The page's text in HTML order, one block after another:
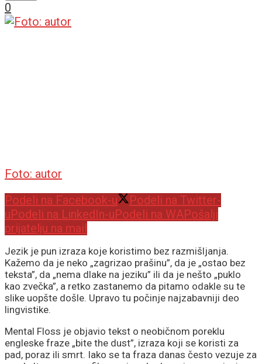
0
Foto: autor
Podeli na Facebook-u
Podeli na Twitter-
uPodeli na LinkedIn-uPodeli na WAPošalji
prijatelju na mail
Jezik je pun izraza koje koristimo bez razmišljanja.
Kažemo da je neko „zagrizao prašinu”, da je „ostao bez
teksta”, da „nema dlake na jeziku” ili da je nešto „puklo
kao zvečka”, a retko zastanemo da pitamo odakle su te
slike uopšte došle. Upravo tu počinje najzabavniji deo
lingvistike.
Mental Floss je objavio tekst o neobičnom poreklu
engleske fraze „bite the dust”, izraza koji se koristi za
pad, poraz ili smrt. Iako se ta fraza danas često vezuje za